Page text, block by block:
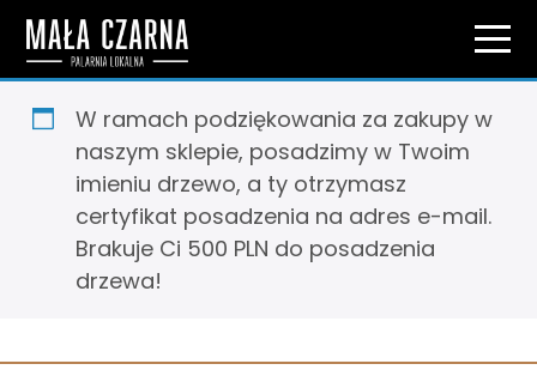
W ramach podziękowania za zakupy w
naszym sklepie, posadzimy w Twoim
imieniu drzewo, a ty otrzymasz
certyfikat posadzenia na adres e-mail.
Brakuje Ci 500 PLN do posadzenia
drzewa!